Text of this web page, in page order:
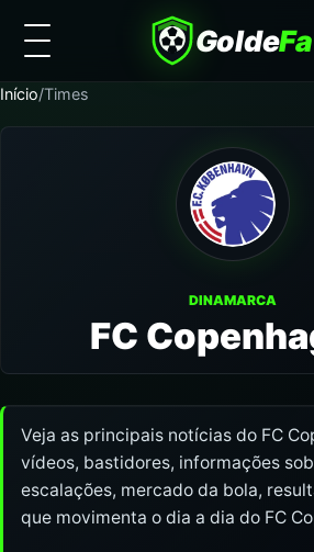
Golde
Início/Times
DINAMARCA
FC
Veja as principais notícias do FC
vídeos, bastidores, informações
escalações, mercado da bola,
que movimenta o dia a dia do FC